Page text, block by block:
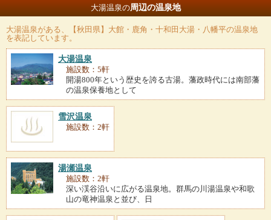
大湯温泉の周辺の温泉地
大湯温泉がある、【秋田県】大館・鹿角・十和田大湯・八幡平の温泉地
を表記しています。
大湯温泉
施設数：5軒
開湯800年という歴史を誇る古湯。藩政時代には南部藩
の温泉保養地として
雪沢温泉
施設数：2軒
湯瀬温泉
施設数：2軒
深い渓谷沿いに広がる温泉地。群馬の川湯温泉や和歌
山の竜神温泉と並び、日